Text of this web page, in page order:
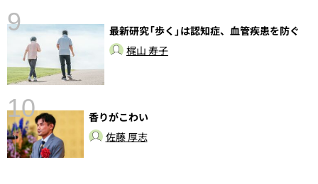
9
最新研究「歩く」は認知症、血管疾患を防ぐ
梶山 寿子
10
香りがこわい
佐藤 厚志